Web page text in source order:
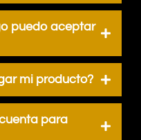
puedo aceptar
mi producto?
para